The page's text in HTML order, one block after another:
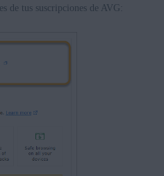
de tus suscripciones de AVG: